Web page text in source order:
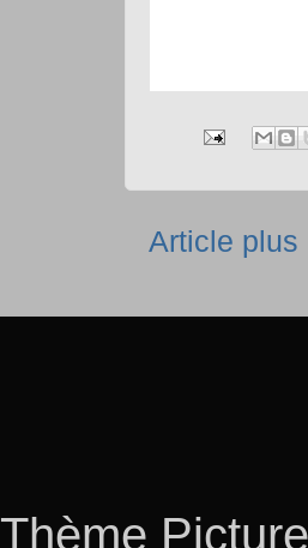
Article plus
Thème